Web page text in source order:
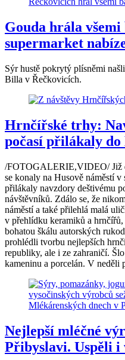
Gouda hrála
supermarket
Sýr hustě pokrytý plísněmi
Billa v Řečkovicích.
Hrnčířské trhy:
počasí přilákaly
/FOTOGALERIE,VIDEO/ Již
se konaly na Husově náměstí
přilákaly navzdory deštivému
návštěvníků. Zdálo se, že
náměstí a také přilehlá malá
v přehlídku keramiků a
bohatou škálu autorských
prohlédli tvorbu nejlepších
republiky, ale i ze zahraničí.
kameninu a porcelán. V neděli
Nejlepší mléčné
Přibyslavi. Uspěli i